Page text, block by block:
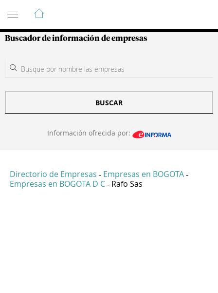
Guía de Empresas Colombianas
Buscador de información de empresas
BUSCAR
Información ofrecida por:
Directorio de Empresas - Empresas en BOGOTA -
Empresas en BOGOTA D C - Rafo Sas